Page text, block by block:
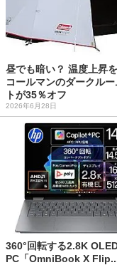
昼でも暗い？ 温度上昇
コールマンのダークル
トが35％オフ
2026年6月28日
360°回転する2.8K
PC「OmniBook X